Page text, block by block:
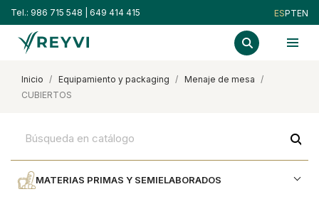
Tel.: 986 715 548 649 414 415 ESPTEN
inicio equipamiento y packaging
menaje de mesa
CUBIERTOS
search
MATERIAS PRIMAS Y SEMIELABORADOS